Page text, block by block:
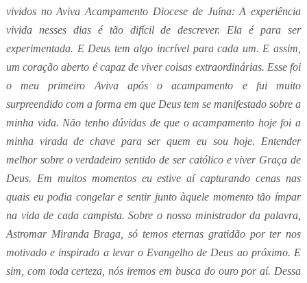
vividos no Aviva Acampamento Diocese de Juína: A experiência
vivida nesses dias é tão difícil de descrever. Ela é para ser
experimentada. E Deus tem algo incrível para cada um. E assim,
um coração aberto é capaz de viver coisas extraordinárias. Esse foi
o meu primeiro Aviva após o acampamento e fui muito
surpreendido com a forma em que Deus tem se manifestado sobre a
minha vida. Não tenho dúvidas de que o acampamento hoje foi a
minha virada de chave para ser quem eu sou hoje. Entender
melhor sobre o verdadeiro sentido de ser católico e viver Graça de
Deus. Em muitos momentos eu estive aí capturando cenas nas
quais eu podia congelar e sentir junto àquele momento tão ímpar
na vida de cada campista. Sobre o nosso ministrador da palavra,
Astromar Miranda Braga, só temos eternas gratidão por ter nos
motivado e inspirado a levar o Evangelho de Deus ao próximo. E
sim, com toda certeza, nós iremos em busca do ouro por aí. Dessa